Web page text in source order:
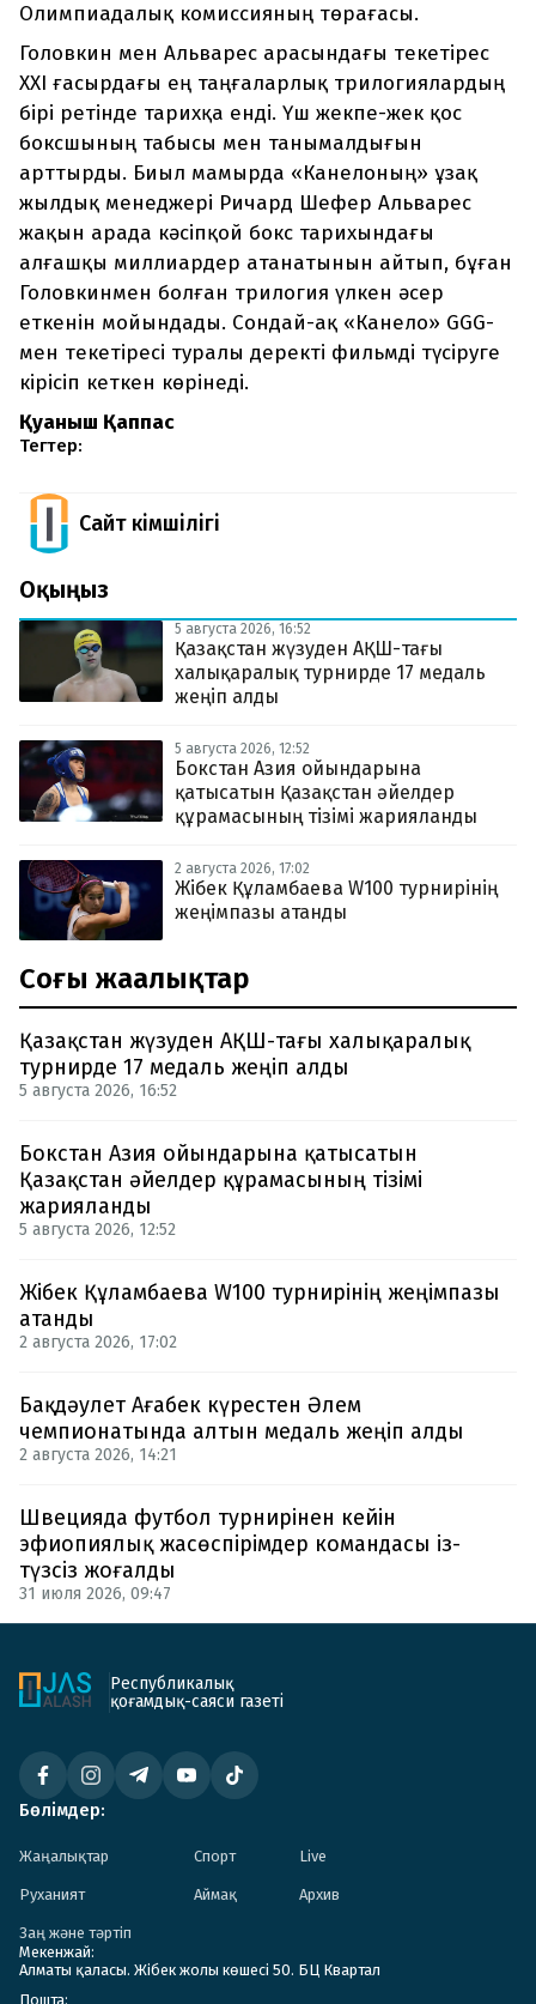
Олимпиадалық комиссияның төрағасы.
Головкин мен Альварес арасындағы текетірес
ХХІ ғасырдағы ең таңғаларлық трилогиялардың
бірі ретінде тарихқа енді. Үш жекпе-жек қос
боксшының табысы мен танымалдығын
арттырды. Биыл мамырда «Канелоның» ұзақ
жылдық менеджері Ричард Шефер Альварес
жақын арада кәсіпқой бокс тарихындағы
алғашқы миллиардер атанатынын айтып, бұған
Головкинмен болған трилогия үлкен әсер
еткенін мойындады. Сондай-ақ «Канело» GGG-
мен текетіресі туралы деректі фильмді түсіруге
кірісіп кеткен көрінеді.
Қуаныш Қаппас
Тегтер:
Сайт Әкімшілігі
Оқыңыз
5 августа 2026, 16:52
Қазақстан жүзуден АҚШ-тағы
халықаралық турнирде 17 медаль
жеңіп алды
5 августа 2026, 12:52
Бокстан Азия ойындарына
қатысатын Қазақстан әйелдер
құрамасының тізімі жарияланды
2 августа 2026, 17:02
Жібек Құламбаева W100 турнирінің
жеңімпазы атанды
Соңғы жаңалықтар
Қазақстан жүзуден АҚШ-тағы халықаралық
турнирде 17 медаль жеңіп алды
5 августа 2026, 16:52
Бокстан Азия ойындарына қатысатын
Қазақстан әйелдер құрамасының тізімі
жарияланды
5 августа 2026, 12:52
Жібек Құламбаева W100 турнирінің жеңімпазы
атанды
2 августа 2026, 17:02
Бақдәулет Ағабек күрестен Әлем
чемпионатында алтын медаль жеңіп алды
2 августа 2026, 14:21
Швецияда футбол турнирінен кейін
эфиопиялық жасөспірімдер командасы із-
түзсіз жоғалды
31 июля 2026, 09:47
Республикалық
қоғамдық-саяси газеті
Бөлімдер:
Жаңалықтар Спорт Live
Руханият Аймақ Архив
Заң және тәртіп
Мекенжай:
Алматы қаласы. Жібек жолы көшесі 50. БЦ Квартал
Пошта: